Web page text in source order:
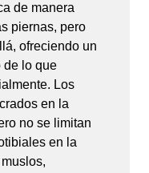
de manera
piernas, pero
ofreciendo un
de lo que
Los
en la
no se limitan
en la